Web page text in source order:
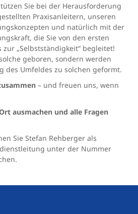
Sie bei der Herausforderung
Praxisanleitern, unseren
und natürlich mit der
die Sie von den ersten
„Selbstständigkeit“ begleitet!
geboren, sondern werden
des Umfeldes zu solchen geformt.
– und freuen uns, wenn
ausmachen und alle Fragen
Sie Stefan Rehberger als
unter der Nummer